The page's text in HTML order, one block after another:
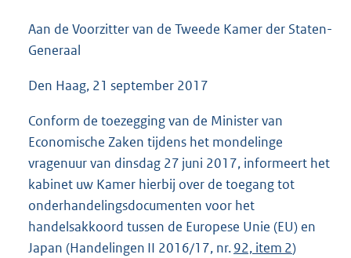
b
Aan de Voorzitter van de Tweede Kamer der Staten-
Generaal
Den Haag, 21 september 2017
Conform de toezegging van de Minister van
Economische Zaken tijdens het mondelinge
vragenuur van dinsdag 27 juni 2017, informeert het
kabinet uw Kamer hierbij over de toegang tot
onderhandelingsdocumenten voor het
handelsakkoord tussen de Europese Unie (EU) en
Japan (Handelingen II 2016/17, nr.92, item 2)